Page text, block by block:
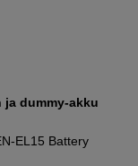
ja dummy-akku
EL15 Battery